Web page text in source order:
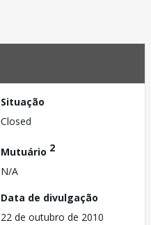
Situação
Closed
Mutuário 2
N/A
Data de divulgação
22 de outubro de 2010